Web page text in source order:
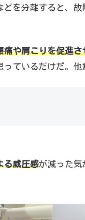
を分離すると、故
や肩こりを促進
ているだけだ。他
る威圧感が減った気